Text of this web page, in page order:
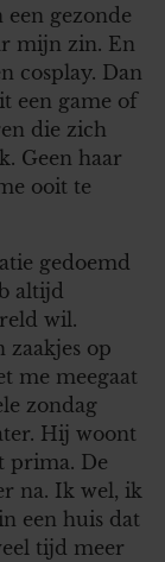
gezonde
mijn zin. En
cosplay. Dan
een game of
die zich
Geen haar
ooit te
gedoemd
altijd
wil.
zaakjes op
me meegaat
zondag
Hij woont
prima. De
na. Ik wel, ik
een huis dat
tijd meer